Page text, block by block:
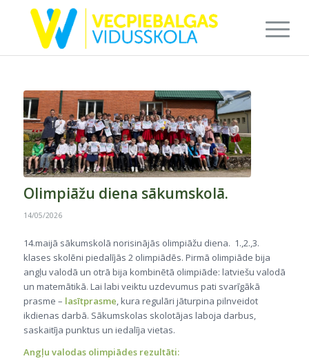
Olimpiāžu diena sākumskolā.
14/05/2026
14.maijā sākumskolā norisinājās olimpiāžu diena. 1.,2.,3.
klases skolēni piedalījās 2 olimpiādēs. Pirmā olimpiāde bija
angļu valodā un otrā bija kombinētā olimpiāde: latviešu valodā
un matemātikā. Lai labi veiktu uzdevumus pati svarīgākā
prasme – lasītprasme, kura regulāri jāturpina pilnveidot
ikdienas darbā. Sākumskolas skolotājas laboja darbus,
saskaitīja punktus un iedalīja vietas.
Angļu valodas olimpiādes rezultāti: